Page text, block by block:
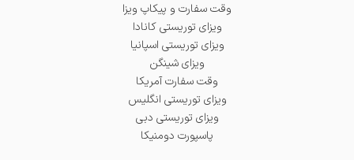
وقت سفارت و پیکاپ ویزا
ویزای توریستی کانادا
ویزای توریستی اسپانیا
ویزای شینگن
وقت سفارت آمریکا
ویزای توریستی انگلیس
ویزای توریستی دبی
پاسپورت دومنیکا